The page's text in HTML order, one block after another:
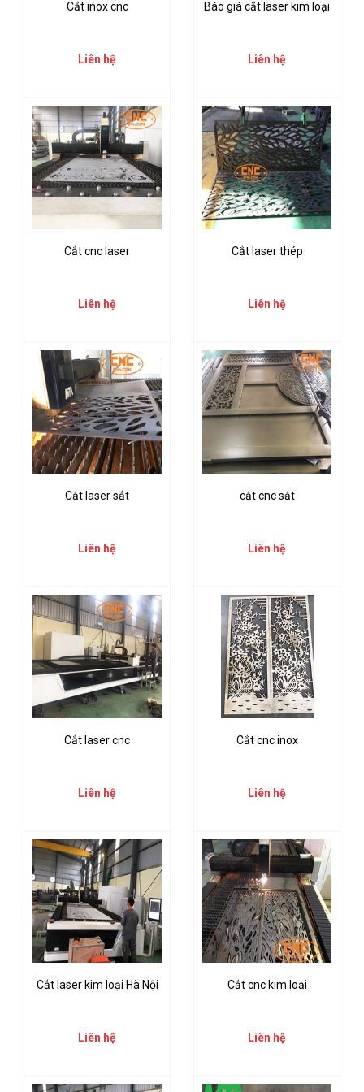
Cắt inox cnc
Liên hệ
Báo giá cắt laser kim loại
Liên hệ
Cắt cnc laser
Liên hệ
Cắt laser thép
Liên hệ
Cắt laser sắt
Liên hệ
cắt cnc sắt
Liên hệ
Cắt laser cnc
Liên hệ
Cắt cnc inox
Liên hệ
Cắt laser kim loại Hà Nội
Liên hệ
Cắt cnc kim loại
Liên hệ